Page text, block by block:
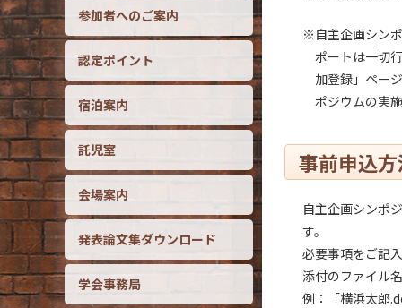
参加者へのご案内
認定ポイント
宿泊案内
託児室
会場案内
発表論文集ダウンロード
学会事務局
※自主企画シン
ポートは一切
加登録」ペー
ポジウムの実
事前申込
自主企画シンポ
す。
必要事項をご記
添付のファイル
例：「横浜太郎